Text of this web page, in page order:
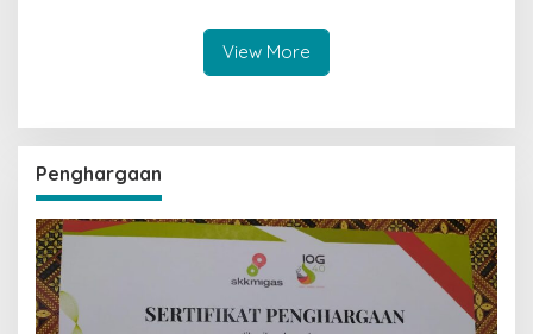
View More
Penghargaan